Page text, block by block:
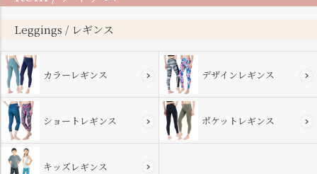
ップ
Leggings / レギンス
カラーレギンス デザインレギンス
ショートレギンス ポケットレギンス
キッズレギンス